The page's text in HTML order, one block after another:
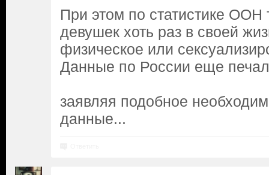
При этом по статистике ООН
девушек хоть раз в своей
физическое или
Данные по России еще
заявляя подобное
данные...